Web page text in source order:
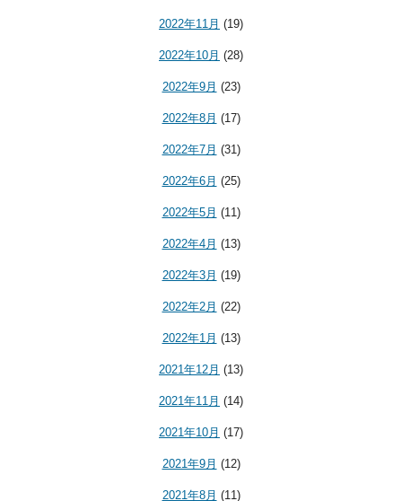
2022年11月 (19)
2022年10月 (28)
2022年9月 (23)
2022年8月 (17)
2022年7月 (31)
2022年6月 (25)
2022年5月 (11)
2022年4月 (13)
2022年3月 (19)
2022年2月 (22)
2022年1月 (13)
2021年12月 (13)
2021年11月 (14)
2021年10月 (17)
2021年9月 (12)
2021年8月 (11)